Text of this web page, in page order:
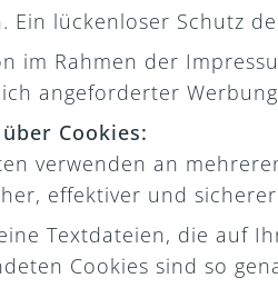
Ein lückenloser Schutz
im Rahmen der
angeforderter
Cookies:
verwenden an
effektiver und
Textdateien, die auf
Cookies sind so